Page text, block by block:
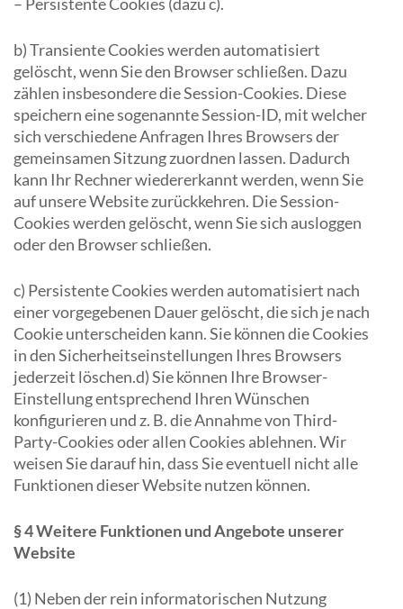
b) Transiente Cookies werden automatisiert
gelöscht, wenn Sie den Browser schließen. Dazu
zählen insbesondere die Session-Cookies. Diese
speichern eine sogenannte Session-ID, mit welcher
sich verschiedene Anfragen Ihres Browsers der
gemeinsamen Sitzung zuordnen lassen. Dadurch
kann Ihr Rechner wiedererkannt werden, wenn Sie
auf unsere Website zurückkehren. Die Session-
Cookies werden gelöscht, wenn Sie sich ausloggen
oder den Browser schließen.
c) Persistente Cookies werden automatisiert nach
einer vorgegebenen Dauer gelöscht, die sich je nach
Cookie unterscheiden kann. Sie können die Cookies
in den Sicherheitseinstellungen Ihres Browsers
jederzeit löschen.d) Sie können Ihre Browser-
Einstellung entsprechend Ihren Wünschen
konfigurieren und z. B. die Annahme von Third-
Party-Cookies oder allen Cookies ablehnen. Wir
weisen Sie darauf hin, dass Sie eventuell nicht alle
Funktionen dieser Website nutzen können.
§ 4 Weitere Funktionen und Angebote unserer
Website
(1) Neben der rein informatorischen Nutzung